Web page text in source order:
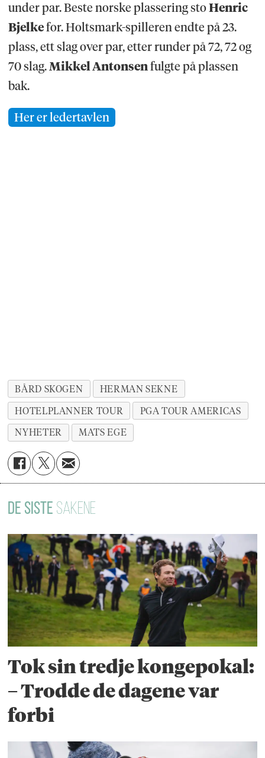
under par. Beste norske plassering stoHenric
Bjelkefor. Holtsmark-spilleren endte på 23.
plass, ett slag over par, etter runder på 72, 72 og
70 slag.Mikkel Antonsenfulgte på plassen
bak.
Her er ledertavlen
BÅRD SKOGEN
HERMAN SEKNE
HOTELPLANNER TOUR
PGA TOUR AMERICAS
NYHETER
MATS EGE
DE SISTE SAKENE
Tok sin tredje kongepokal:
– Trodde de dagene var
forbi